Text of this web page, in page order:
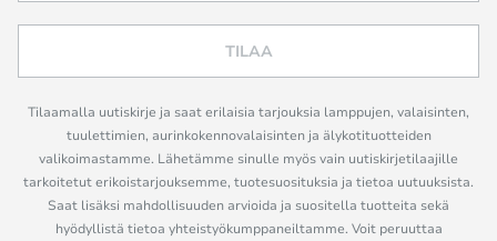
TILAA
Tilaamalla uutiskirje ja saat erilaisia tarjouksia lamppujen, valaisinten,
tuulettimien, aurinkokennovalaisinten ja älykotituotteiden
valikoimastamme. Lähetämme sinulle myös vain uutiskirjetilaajille
tarkoitetut erikoistarjouksemme, tuotesuosituksia ja tietoa uutuuksista.
Saat lisäksi mahdollisuuden arvioida ja suositella tuotteita sekä
hyödyllistä tietoa yhteistyökumppaneiltamme. Voit peruuttaa